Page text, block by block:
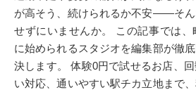
が高そう、続けられるか不安——そん
せずにいませんか。 この記事では
に始められるスタジオを編集部が徹
決します。 体験0円で試せるお店、
い対応、通いやすい駅チカ立地まで